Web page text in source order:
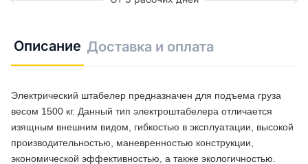
Описание Доставка и оплата
Электрический штабелер предназначен для подъема груза
весом 1500 кг. Данный тип электроштабелера отличается
изящным внешним видом, гибкостью в эксплуатации, высокой
производительностью, маневренностью конструкции,
экономической эффективностью, а также экологичностью.